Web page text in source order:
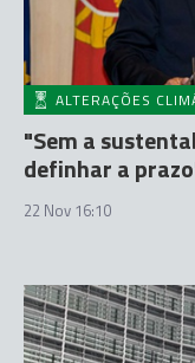
ALTERAÇÕES
"Sem a
definhar a
22 Nov 16:10